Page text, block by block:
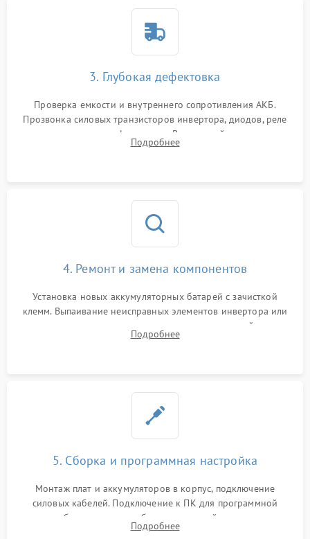
3. Глубокая дефектовка
Проверка емкости и внутреннего сопротивления АКБ.
Прозвонка силовых транзисторов инвертора, диодов, реле
переключения и трансформатора. Визуальный поиск вздутых
конденсаторов и прогаров на печатной плате.
Подробнее
4. Ремонт и замена компонентов
Установка новых аккумуляторных батарей с зачисткой
клемм. Выпаивание неисправных элементов инвертора или
цепи зарядки и монтаж новых радиодеталей.
Восстановление поврежденных токоведущих дорожек и
Подробнее
5. Сборка и программная настройка
Монтаж плат и аккумуляторов в корпус, подключение
силовых кабелей. Подключение к ПК для программной
калибровки констант батареи, настройки порогов
срабатывания AVR и сброса счетчиков старения АКБ.
Подробнее